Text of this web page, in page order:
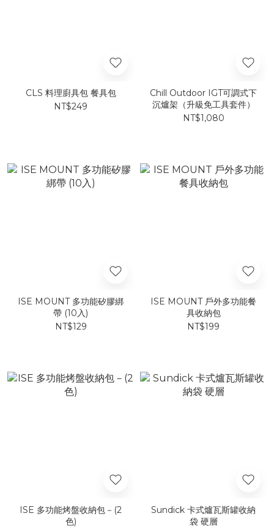
CLS 料理廚具包 餐具包
NT$249
Chill Outdoor IGT可調式下
沉爐架（升級免工具套件）
NT$1,080
ISE MOUNT 多功能矽膠綁
帶 (10入)
NT$129
ISE MOUNT 戶外多功能餐
具收納包
NT$199
ISE 多功能烤盤收納包－(2
色)
Sundick 卡式爐瓦斯罐收納
袋 硬層